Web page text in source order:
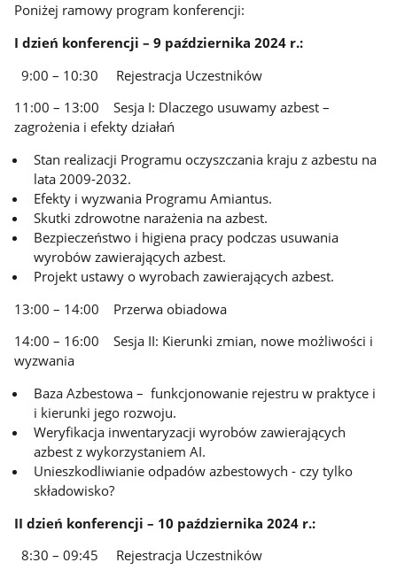
Poniżej ramowy program konferencji:
I dzień konferencji – 9 października 2024 r.:
9:00 – 10:30 Rejestracja Uczestników
11:00 – 13:00 Sesja I: Dlaczego usuwamy azbest –
zagrożenia i efekty działań
Stan realizacji Programu oczyszczania kraju z azbestu na
lata 2009-2032.
Efekty i wyzwania Programu Amiantus.
Skutki zdrowotne narażenia na azbest.
Bezpieczeństwo i higiena pracy podczas usuwania
wyrobów zawierających azbest.
Projekt ustawy o wyrobach zawierających azbest.
13:00 – 14:00 Przerwa obiadowa
14:00 – 16:00 Sesja II: Kierunki zmian, nowe możliwości i
wyzwania
Baza Azbestowa – funkcjonowanie rejestru w praktyce i
i kierunki jego rozwoju.
Weryfikacja inwentaryzacji wyrobów zawierających
azbest z wykorzystaniem AI.
Unieszkodliwianie odpadów azbestowych - czy tylko
składowisko?
II dzień konferencji – 10 października 2024 r.:
8:30 – 09:45 Rejestracja Uczestników